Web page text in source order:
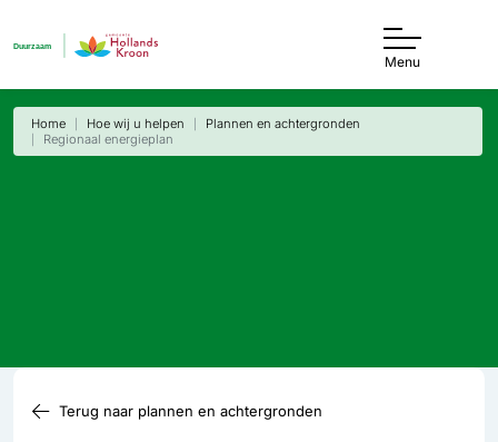
Menu
Home Hoe wij u helpen
Plannen en achter­gronden
Regionaal energie­plan
Terug naar plannen en achter­gronden